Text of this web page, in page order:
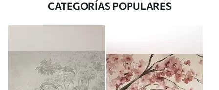
CATEGORÍAS POPULARES